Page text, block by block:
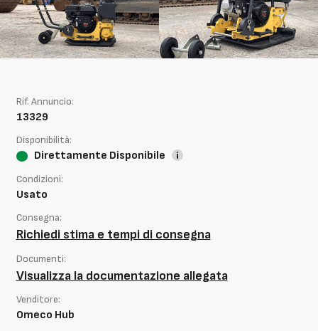
Rif. Annuncio:
13329
Disponibilità:
Direttamente Disponibile
Condizioni:
Usato
Consegna:
Richiedi stima e tempi di consegna
Documenti:
Visualizza la documentazione allegata
Venditore:
Omeco Hub